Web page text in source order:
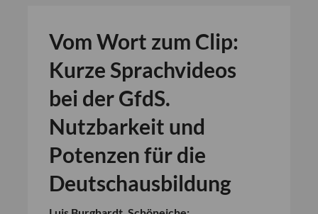
Vom Wort zum Clip:
Kurze Sprachvideos
bei der GfdS.
Nutzbarkeit und
Potenzen für die
Deutschausbildung